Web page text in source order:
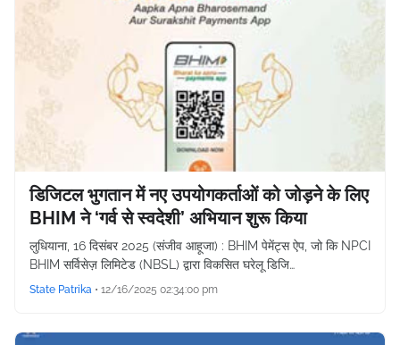
डिजिटल भुगतान में नए उपयोगकर्ताओं को जोड़ने के लिए
BHIM ने ‘गर्व से स्वदेशी’ अभियान शुरू किया
लुधियाना, 16 दिसंबर 2025 (संजीव आहूजा) : BHIM पेमेंट्स ऐप, जो कि NPCI
BHIM सर्विसेज़ लिमिटेड (NBSL) द्वारा विकसित घरेलू डिजि…
State Patrika • 12/16/2025 02:34:00 pm